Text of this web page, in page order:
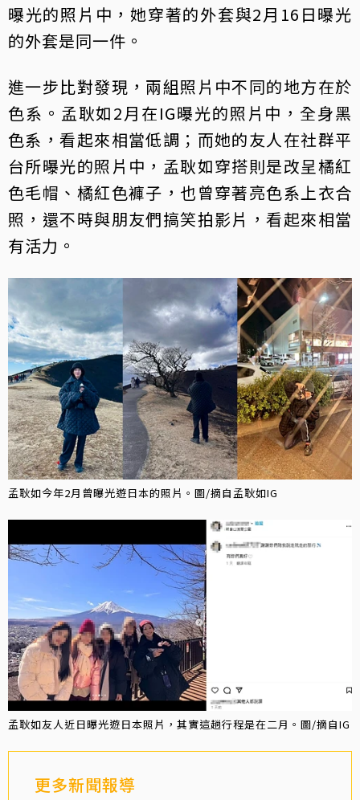
曝光的照片中，她穿著的外套與2月16日曝光
的外套是同一件。
進一步比對發現，兩組照片中不同的地方在於
色系。孟耿如2月在IG曝光的照片中，全身黑
色系，看起來相當低調；而她的友人在社群平
台所曝光的照片中，孟耿如穿搭則是改呈橘紅
色毛帽、橘紅色褲子，也曾穿著亮色系上衣合
照，還不時與朋友們搞笑拍影片，看起來相當
有活力。
孟耿如今年2月曾曝光遊日本的照片。圖/摘自孟耿如IG
孟耿如友人近日曝光遊日本照片，其實這趟行程是在二月。圖/摘自IG
更多新聞報導